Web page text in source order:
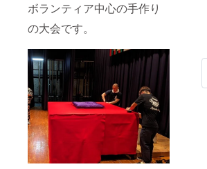
ボランティア中心の手作り
の大会です。